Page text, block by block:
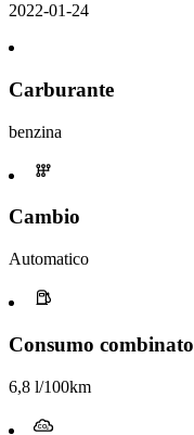
2022-01-24
Carburante
benzina
Cambio
Automatico
Consumo combinato
6,8 l/100km